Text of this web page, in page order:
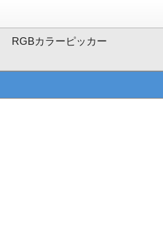
RGBカラーピッカー